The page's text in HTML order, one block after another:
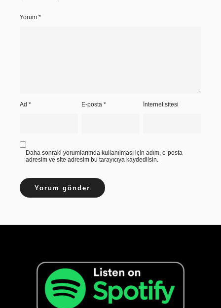
Yorum *
Ad * E-posta* İnternet sitesi
Daha sonraki yorumlarımda kullanılması için adım, e-posta
adresim ve site adresim bu tarayıcıya kaydedilsin.